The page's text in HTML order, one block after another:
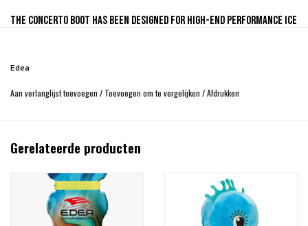
The Concerto boot has been designed for high-end performance ice
produce a boot that combines modern technology with the
Edea
Aan verlanglijst toevoegen / Toevoegen om te vergelijken /Afdrukken
Gerelateerde producten